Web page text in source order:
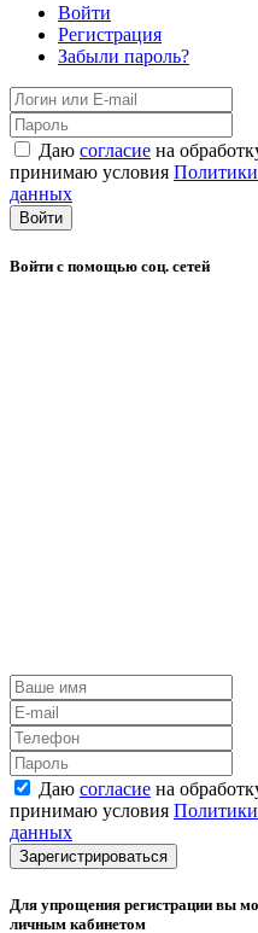
Войти
Регистрация
Забыли пароль?
Даю согласие на
принимаю условия Политики
данных
Войти
Войти с помощью соц. сетей
Даю согласие на
принимаю условия Политики
данных
Зарегистрироваться
Для упрощения регистрации вы
личным кабинетом